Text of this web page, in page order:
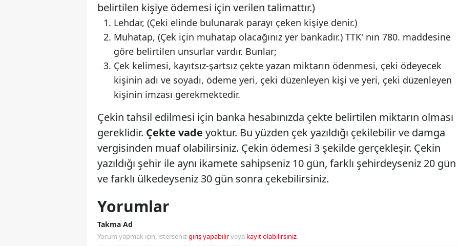
belirtilen kişiye ödemesi için verilen talimattır.)
Lehdar, (Çeki elinde bulunarak parayı çeken kişiye denir.)
Muhatap, (Çek için muhatap olacağınız yer bankadır.) TTK' nın 780. maddesine
göre belirtilen unsurlar vardır. Bunlar;
Çek kelimesi, kayıtsız-şartsız çekte yazan miktarın ödenmesi, çeki ödeyecek
kişinin adı ve soyadı, ödeme yeri, çeki düzenleyen kişi ve yeri, çeki düzenleyen
kişinin imzası gerekmektedir.
Çekin tahsil edilmesi için banka hesabınızda çekte belirtilen miktarın olması
gereklidir. Çekte vade yoktur. Bu yüzden çek yazıldığı çekilebilir ve damga
vergisinden muaf olabilirsiniz. Çekin ödemesi 3 şekilde gerçekleşir. Çekin
yazıldığı şehir ile aynı ikamete sahipseniz 10 gün, farklı şehirdeyseniz 20 gün
ve farklı ülkedeyseniz 30 gün sonra çekebilirsiniz.
Yorumlar
Takma Ad
Yorum yapmak için, istersenizgiriş yapabilirveya kayıt olabilirsiniz.